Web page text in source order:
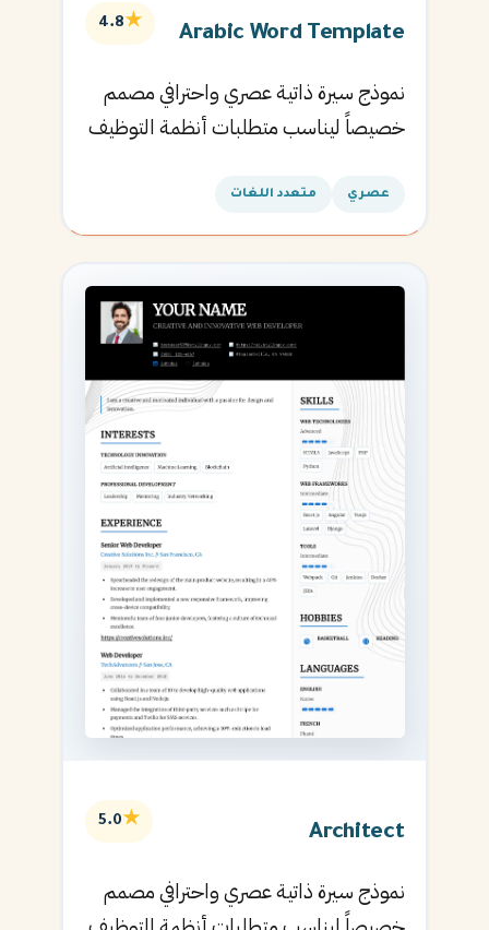
Arabic Word Template
★
4.8
نموذج سيرة ذاتية عصري واحترافي مصمم
خصيصاً ليناسب متطلبات أنظمة التوظيف
القادمة.
عصري متعدد اللغات
Architect
★
5.0
نموذج سيرة ذاتية عصري واحترافي مصمم